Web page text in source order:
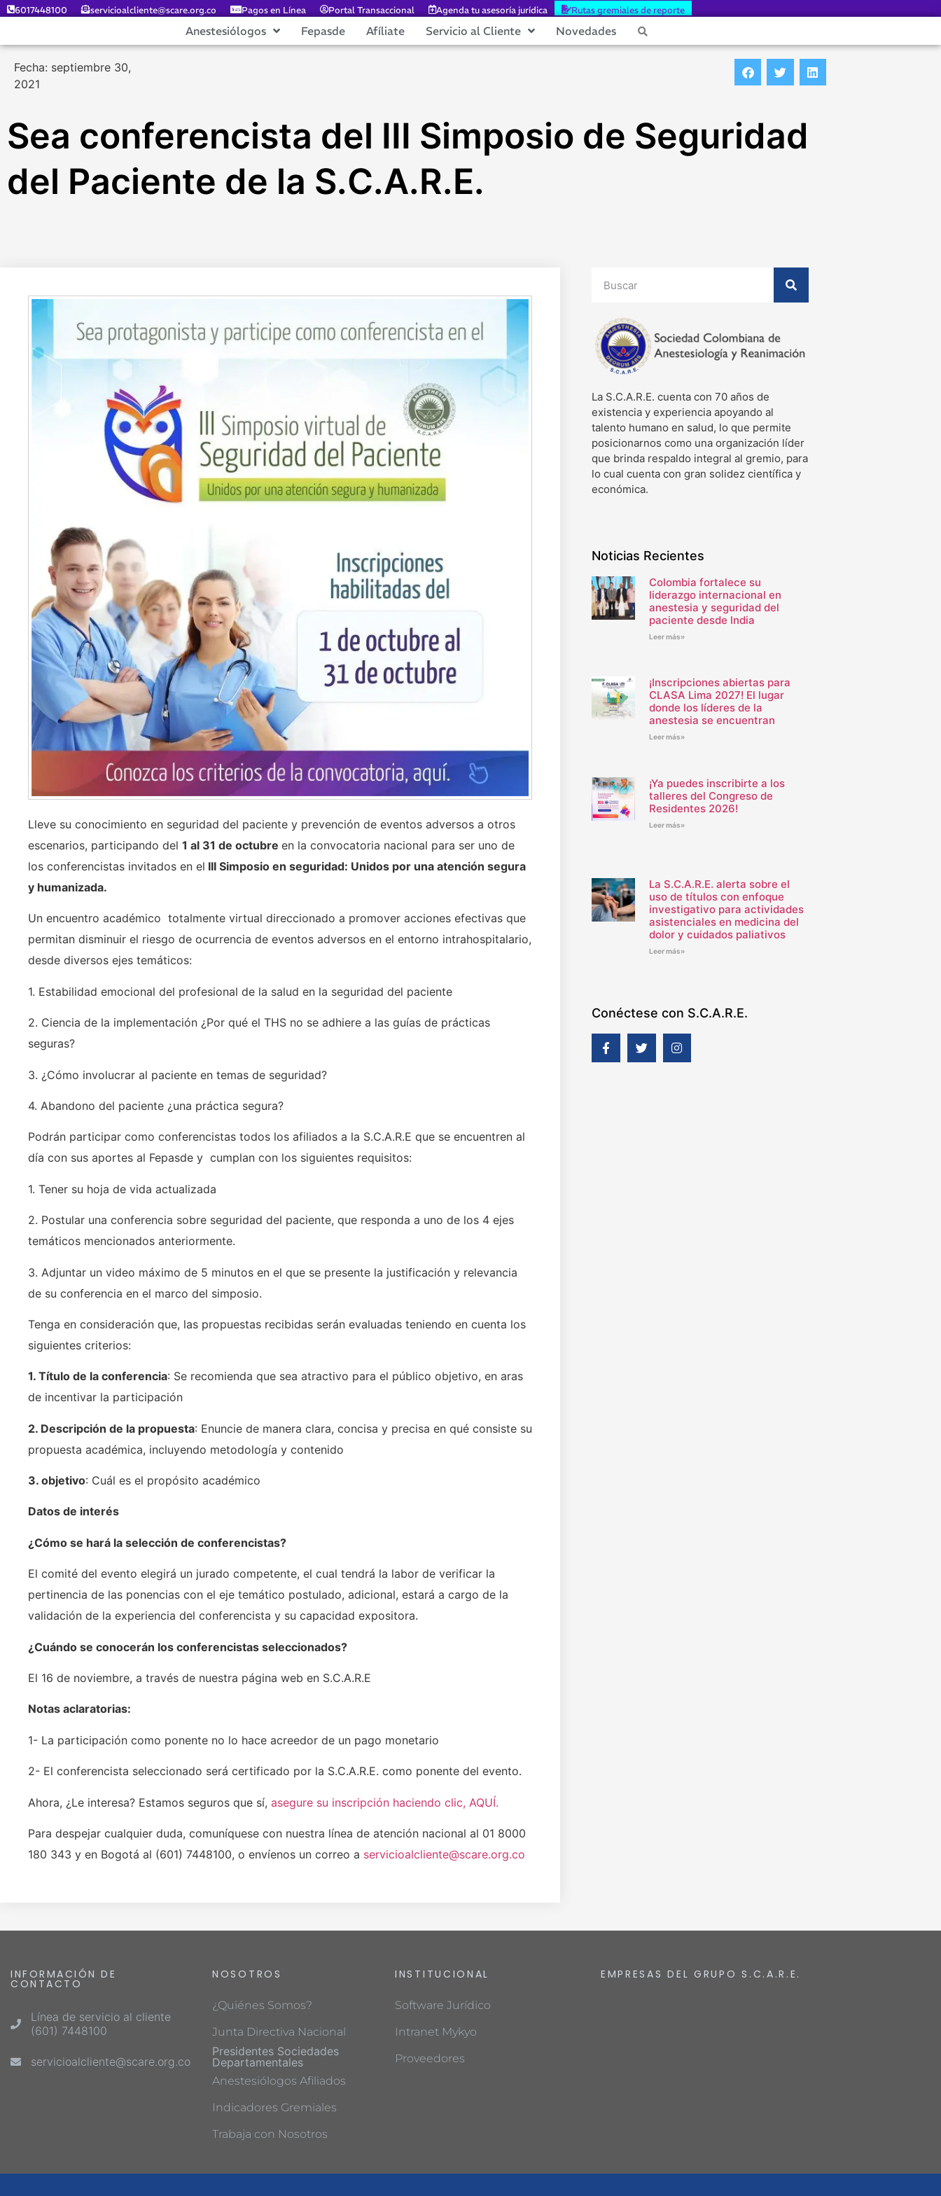
6017448100 servicioalcliente@scare.org.co Pagos en Línea Portal Transaccional Agenda tu asesoría jurídica Rutas gremiales de reporte
Anestesiólogos Fepasde Afíliate Servicio al Cliente Novedades
Fecha: septiembre 30,
2021
Sea conferencista del III Simposio de Seguridad
del Paciente de la S.C.A.R.E.
Lleve su conocimiento en seguridad del paciente y prevención de eventos adversos a otros
escenarios, participando del 1 al 31 de octubre en la convocatoria nacional para ser uno de
los conferencistas invitados en el III Simposio en seguridad: Unidos por una atención segura
y humanizada.
Un encuentro académico totalmente virtual direccionado a promover acciones efectivas que
permitan disminuir el riesgo de ocurrencia de eventos adversos en el entorno intrahospitalario,
desde diversos ejes temáticos:
1. Estabilidad emocional del profesional de la salud en la seguridad del paciente
2. Ciencia de la implementación ¿Por qué el THS no se adhiere a las guías de prácticas
seguras?
3. ¿Cómo involucrar al paciente en temas de seguridad?
4. Abandono del paciente ¿una práctica segura?
Podrán participar como conferencistas todos los afiliados a la S.C.A.R.E que se encuentren al
día con sus aportes al Fepasde y cumplan con los siguientes requisitos:
1. Tener su hoja de vida actualizada
2. Postular una conferencia sobre seguridad del paciente, que responda a uno de los 4 ejes
temáticos mencionados anteriormente.
3. Adjuntar un video máximo de 5 minutos en el que se presente la justificación y relevancia
de su conferencia en el marco del simposio.
Tenga en consideración que, las propuestas recibidas serán evaluadas teniendo en cuenta los
siguientes criterios:
1. Título de la conferencia: Se recomienda que sea atractivo para el público objetivo, en aras
de incentivar la participación
2. Descripción de la propuesta: Enuncie de manera clara, concisa y precisa en qué consiste su
propuesta académica, incluyendo metodología y contenido
3. objetivo: Cuál es el propósito académico
Datos de interés
¿Cómo se hará la selección de conferencistas?
El comité del evento elegirá un jurado competente, el cual tendrá la labor de verificar la
pertinencia de las ponencias con el eje temático postulado, adicional, estará a cargo de la
validación de la experiencia del conferencista y su capacidad expositora.
¿Cuándo se conocerán los conferencistas seleccionados?
El 16 de noviembre, a través de nuestra página web en S.C.A.R.E
Notas aclaratorias:
1- La participación como ponente no lo hace acreedor de un pago monetario
2- El conferencista seleccionado será certificado por la S.C.A.R.E. como ponente del evento.
Ahora, ¿Le interesa? Estamos seguros que sí, asegure su inscripción haciendo clic, AQUÍ.
Para despejar cualquier duda, comuníquese con nuestra línea de atención nacional al 01 8000
180 343 y en Bogotá al (601) 7448100, o envíenos un correo a servicioalcliente@scare.org.co
La S.C.A.R.E. cuenta con 70 años de
existencia y experiencia apoyando al
talento humano en salud, lo que permite
posicionarnos como una organización líder
que brinda respaldo integral al gremio, para
lo cual cuenta con gran solidez científica y
económica.
Noticias Recientes
Colombia fortalece su
liderazgo internacional en
anestesia y seguridad del
paciente desde India
Leer más»
¡Inscripciones abiertas para
CLASA Lima 2027! El lugar
donde los líderes de la
anestesia se encuentran
Leer más»
¡Ya puedes inscribirte a los
talleres del Congreso de
Residentes 2026!
Leer más»
La S.C.A.R.E. alerta sobre el
uso de títulos con enfoque
investigativo para actividades
asistenciales en medicina del
dolor y cuidados paliativos
Leer más»
Conéctese con S.C.A.R.E.
INFORMACIÓN DE
CONTACTO
Línea de servicio al cliente
(601) 7448100
servicioalcliente@scare.org.co
NOSOTROS
¿Quiénes Somos?
Junta Directiva Nacional
Presidentes Sociedades
Departamentales
Anestesiólogos Afiliados
Indicadores Gremiales
Trabaja con Nosotros
INSTITUCIONAL
Software Jurídico
Intranet Mykyo
Proveedores
EMPRESAS DEL GRUPO S.C.A.R.E.